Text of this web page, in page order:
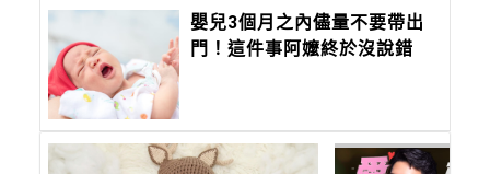
嬰兒3個月之內儘量不要帶出
門！這件事阿嬤終於沒說錯